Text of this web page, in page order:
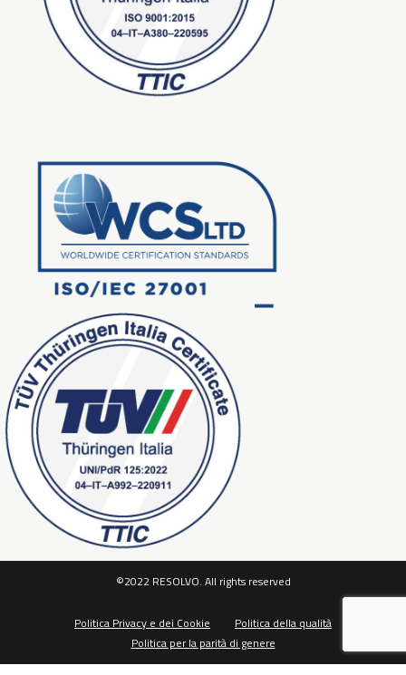
©2022 RESOLVO. All rights reserved
Politica Privacy e dei Cookie
Politica della qualità
Politica per la parità di genere